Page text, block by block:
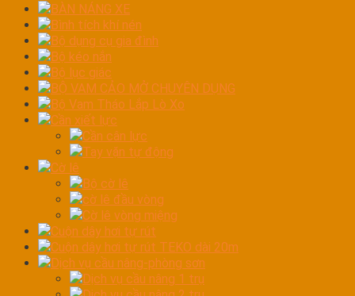
BÀN NÁNG XE
Bình tích khí nén
Bộ dụng cụ gia đình
Bộ kéo nắn
Bộ lục giác
BỘ VAM CẢO MỞ CHUYÊN DỤNG
Bộ Vam Tháo Lắp Lò Xo
Cần xiết lực
Cần cân lực
Tay vặn tự động
Cờ lê
Bộ cờ lê
cờ lê đầu vòng
Cờ lê vòng miệng
Cuộn dây hơi tự rút
Cuộn dây hơi tự rút TEKO dài 20m
Dịch vụ cầu nâng-phòng sơn
Dịch vụ cầu nâng 1 trụ